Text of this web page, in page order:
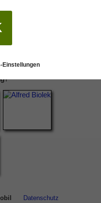
Datenschutz
Einstellungen